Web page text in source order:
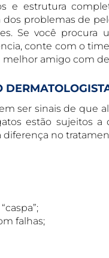
e estrutura
problemas de
Se você procura
conte com o
amigo com
ser sinais de que
estão sujeitos a
diferença no
falhas;